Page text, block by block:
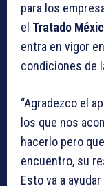
para los
el Tratado
entra en vigor
condiciones de
“Agradezco el
los que nos
hacerlo pero
encuentro, su
Esto va a